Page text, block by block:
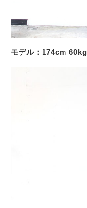
モデル：174cm 60kg